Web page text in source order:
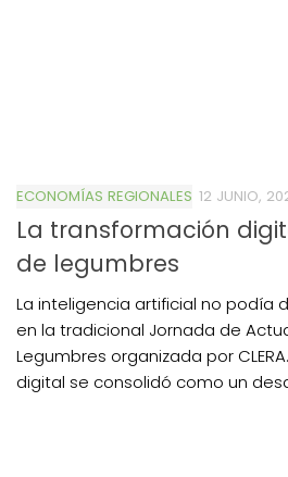
ECONOMÍAS REGIONALES 12 JUNIO,
La transformación
de legumbres
La inteligencia artificial no podía
en la tradicional Jornada de
Legumbres organizada por
digital se consolidó como un